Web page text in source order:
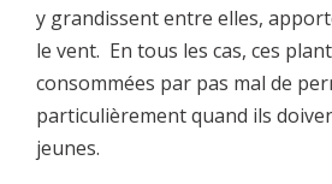
y grandissent entre elles,
le vent. En tous les cas, ces
consommées par pas mal de
particulièrement quand ils
jeunes.